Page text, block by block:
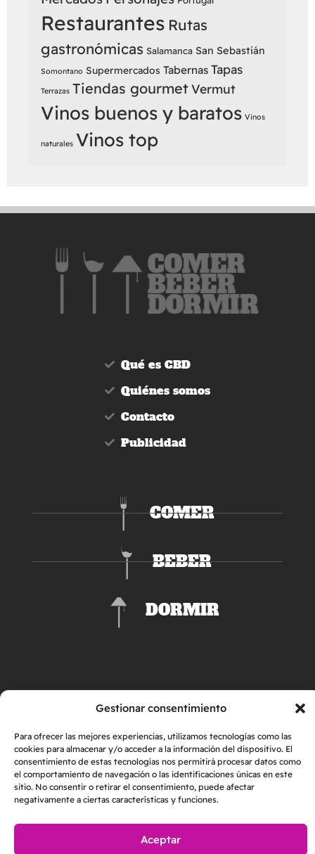
Gestionar consentimiento
Para ofrecer las mejores experiencias, utilizamos tecnologías como las
cookies para almacenar y/o acceder a la información del dispositivo. El
consentimiento de estas tecnologías nos permitirá procesar datos como
el comportamiento de navegación o las identificaciones únicas en este
sitio. No consentir o retirar el consentimiento, puede afectar
negativamente a ciertas características y funciones.
Aceptar
Restaurantes Rutas
gastronómicas Salamanca San Sebastián
Somontano Supermercados Tabernas Tapas
Terrazas Tiendas gourmetVermut
Vinos buenos y baratos Vinos
naturales Vinos top
Qué es CBD
Quiénes somos
Contacto
Publicidad
COMER
BEBER
DORMIR
AVISO LEGAL
POLÍTICA DE PRIVACIDAD
POLÍTICA DE COOKIES
2026 © Helper & Friends S.L. | Todos los derechos reservados